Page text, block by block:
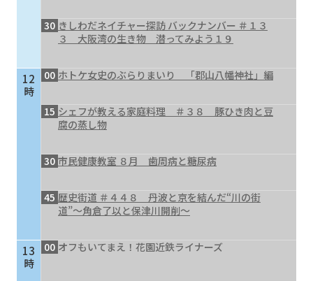
12
時
13
時
30 きしわだネイチャー探訪 バックナンバー ＃１３
３ 大阪湾の生き物 潜ってみよう１９
00 ホトケ女史のぶらりまいり 「郡山八幡神社」編
15 シェフが教える家庭料理 ＃３８ 豚ひき肉と豆
腐の蒸し物
30 市民健康教室 ８月 歯周病と糖尿病
45 歴史街道 ＃４４８ 丹波と京を結んだ“川の街
道”～角倉了以と保津川開削～
00 オフもいてまえ！花園近鉄ライナーズ